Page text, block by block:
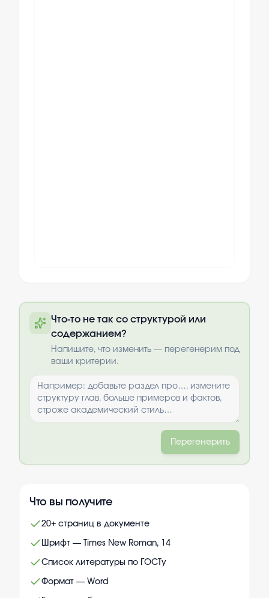
оплаты
Что-то не так со структурой или
содержанием?
Напишите, что изменить — перегенерим под
ваши критерии.
Перегенерить
Что вы получите
20+ страниц в документе
Шрифт — Times New Roman, 14
Список литературы по ГОСТу
Формат — Word